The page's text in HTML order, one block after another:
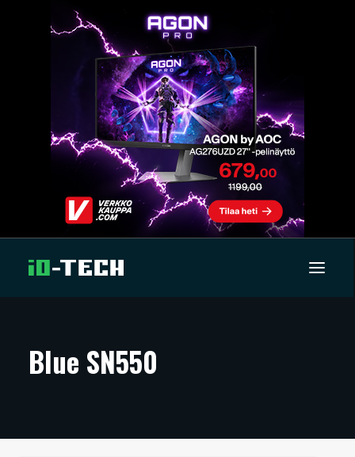
ARTIKKELIT
TECHBBS
Blue SN550